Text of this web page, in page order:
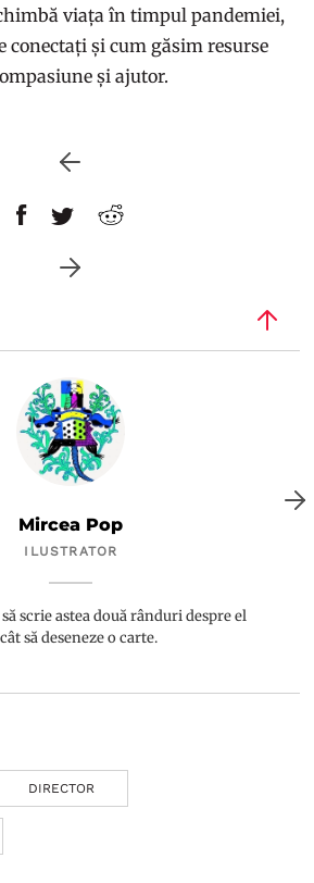
viața în timpul pandemiei,
conectați și cum găsim resurse
și ajutor.
Mircea Pop
ILUSTRATOR
scrie astea două rânduri despre el
să deseneze o carte.
DIRECTOR